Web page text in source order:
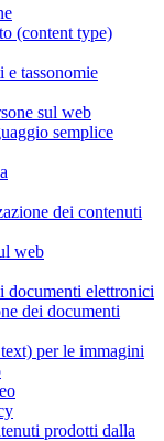
(content type)
tassonomie
sul web
semplice
dei contenuti
web
documenti elettronici
dei documenti
per le immagini
prodotti dalla